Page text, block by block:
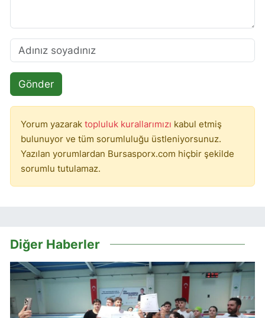
Gönder
Yorum yazarak topluluk kurallarımızı kabul etmiş
bulunuyor ve tüm sorumluluğu üstleniyorsunuz.
Yazılan yorumlardan Bursasporx.com hiçbir şekilde
sorumlu tutulamaz.
Diğer Haberler